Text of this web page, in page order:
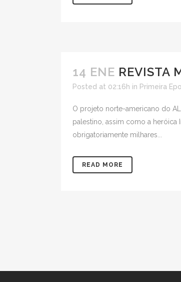
14 ENE REVISTA
Posted at 02:16h in Primeira
O projeto norte-americano do
palestino, assim como a heróica
obrigatoriamente milhares...
READ MORE